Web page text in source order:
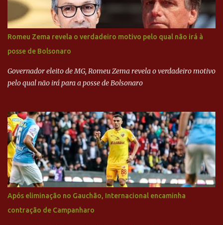
empreiteira refere-se ao governador de São Paulo, Geraldo
Alckmin (PSDB) — nenhum deles, no entanto, disse ter negociado
diretamente com o paulista. Depoimentos mostram como o
dinheiro da Odebrecht bancou a campanha de Serra em 2010 Leia
mais... A Lava Jato chega ao PSDB | VEJA.com
Romeu Zema revela o verdadeiro motivo pelo qual não irá à
posse de Bolsonaro
Governador eleito de MG, Romeu Zema revela o verdadeiro motivo
pelo qual não irá para a posse de Bolsonaro
Após eliminação no Gauchão, Internacional encaminha
contração de Campanharo